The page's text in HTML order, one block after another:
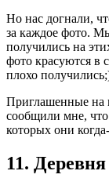
Но нас догнали,
за каждое фото.
получились на
фото красуются в
плохо
Приглашенные на
сообщили мне,
которых они
11.